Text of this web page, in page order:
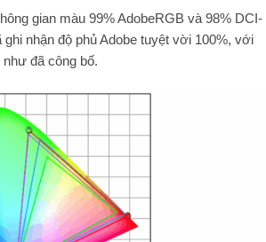
gian màu 99% AdobeRGB và 98% DCI-
ghi nhận độ phủ Adobe tuyệt vời 100%, với
đã công bố.